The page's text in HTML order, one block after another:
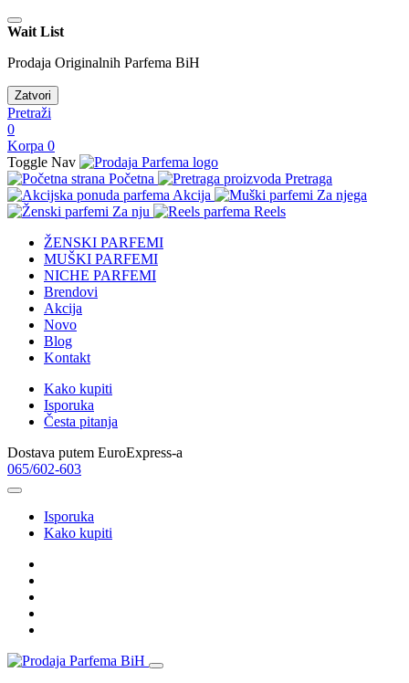
Wait List
Prodaja Originalnih Parfema BiH
Zatvori
Pretraži
0
Korpa 0
Toggle Nav
Početna
Pretraga
Akcija
Za njega
Za nju
Reels
ŽENSKI PARFEMI
MUŠKI PARFEMI
NICHE PARFEMI
Brendovi
Akcija
Novo
Blog
Kontakt
Kako kupiti
Isporuka
Česta pitanja
Dostava putem EuroExpress-a
065/602-603
Isporuka
Kako kupiti